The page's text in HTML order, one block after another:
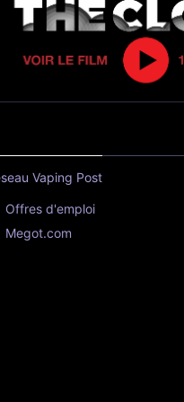
Vaping Post
Offres d'emploi
Megot.com